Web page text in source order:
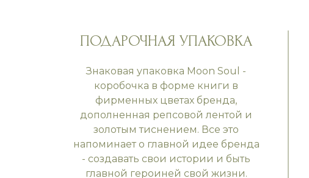
ПОДАРОЧНАЯ УПАКОВКА
Знаковая упаковка Moon Soul -
коробочка в форме книги в
фирменных цветах бренда,
дополненная репсовой лентой и
золотым тиснением. Все это
напоминает о главной идее бренда
- создавать свои истории и быть
главной героиней свой жизни.